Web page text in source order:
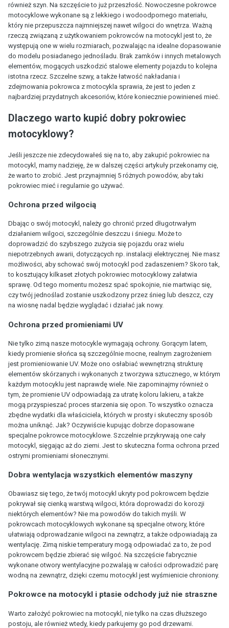
również szyn. Na szczęście to już przeszłość. Nowoczesne pokrowce
motocyklowe wykonane są z lekkiego i wodoodpornego materiału,
który nie przepuszcza najmniejszej nawet wilgoci do wnętrza. Ważną
rzeczą związaną z użytkowaniem pokrowców na motocykl jest to, że
występują one w wielu rozmiarach, pozwalając na idealne dopasowanie
do modelu posiadanego jednośladu. Brak zamków i innych metalowych
elementów, mogących uszkodzić stalowe elementy pojazdu to kolejna
istotna rzecz. Szczelne szwy, a także łatwość nakładania i
zdejmowania pokrowca z motocykla sprawia, że jest to jeden z
najbardziej przydatnych akcesoriów, które koniecznie powinieneś mieć.
Dlaczego warto kupić dobry pokrowiec
motocyklowy?
Jeśli jeszcze nie zdecydowałeś się na to, aby zakupić pokrowiec na
motocykl, mamy nadzieję, że w dalszej części artykuły przekonamy cię,
że warto to zrobić. Jest przynajmniej 5 różnych powodów, aby taki
pokrowiec mieć i regularnie go używać.
Ochrona przed wilgocią
Dbając o swój motocykl, należy go chronić przed długotrwałym
działaniem wilgoci, szczególnie deszczu i śniegu. Może to
doprowadzić do szybszego zużycia się pojazdu oraz wielu
niepotrzebnych awarii, dotyczących np. instalacji elektrycznej. Nie masz
możliwości, aby schować swój motocykl pod zadaszeniem? Skoro tak,
to kosztujący kilkaset złotych pokrowiec motocyklowy załatwia
sprawę. Od tego momentu możesz spać spokojnie, nie martwiąc się,
czy twój jednoślad zostanie uszkodzony przez śnieg lub deszcz, czy
na wiosnę nadal będzie wyglądać i działać jak nowy.
Ochrona przed promieniami UV
Nie tylko zimą nasze motocykle wymagają ochrony. Gorącym latem,
kiedy promienie słońca są szczególnie mocne, realnym zagrożeniem
jest promieniowanie UV. Może ono osłabiać wewnętrzną strukturę
elementów skórzanych i wykonanych z tworzywa sztucznego, w którym
każdym motocyklu jest naprawdę wiele. Nie zapominajmy również o
tym, że promienie UV odpowiadają za utratę koloru lakieru, a także
mogą przyspieszać proces starzenia się opon. To wszystko oznacza
zbędne wydatki dla właściciela, których w prosty i skuteczny sposób
można uniknąć. Jak? Oczywiście kupując dobrze dopasowane
specjalne pokrowce motocyklowe. Szczelnie przykrywają one cały
motocykl, sięgając aż do ziemi. Jest to skuteczna forma ochrona przed
ostrymi promieniami słonecznymi.
Dobra wentylacja wszystkich elementów maszyny
Obawiasz się tego, że twój motocykl ukryty pod pokrowcem będzie
pokrywał się cienką warstwą wilgoci, która doprowadzi do korozji
niektórych elementów? Nie ma powodów do takich myśli. W
pokrowcach motocyklowych wykonane są specjalne otwory, które
ułatwiają odprowadzanie wilgoci na zewnątrz, a także odpowiadają za
wentylację. Zimą niskie temperatury mogą odpowiadać za to, że pod
pokrowcem będzie zbierać się wilgoć. Na szczęście fabrycznie
wykonane otwory wentylacyjne pozwalają w całości odprowadzić parę
wodną na zewnątrz, dzięki czemu motocykl jest wyśmienicie chroniony.
Pokrowce na motocykl i ptasie odchody już nie straszne
Warto założyć pokrowiec na motocykl, nie tylko na czas dłuższego
postoju, ale również wtedy, kiedy parkujemy go pod drzewami.